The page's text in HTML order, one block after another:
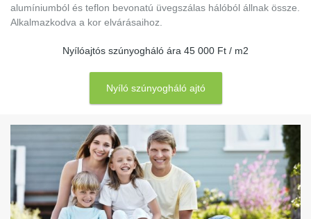
alumíniumból és teflon bevonatú üvegszálas hálóból állnak össze.
Alkalmazkodva a kor elvárásaihoz.
Nyílóajtós szúnyogháló ára 45 000 Ft / m2
Nyíló szúnyogháló ajtó